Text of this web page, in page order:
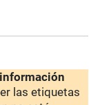
información
las etiquetas